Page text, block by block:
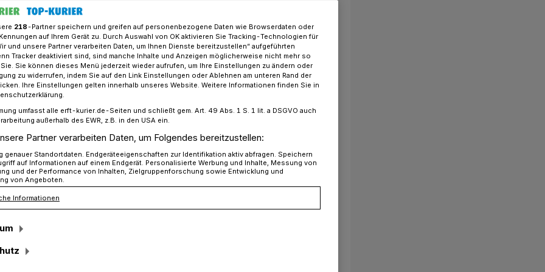
Rathaus? Was Klaus Krützen plant​
Rathaus?
Klaus Krützen zum Gespräch mit
konnte er von einem gelösten
machte Ärger, weil die oberen
der Jacke rutschten. Jetzt wurde
und nun passt das
zu den breiten Schultern des Rathaus-
218-Partner speichern und greifen auf personenbezogene Daten wie Browserdaten oder
auf Ihrem Gerät zu. Durch Auswahl von OK aktivieren Sie Tracking-Technologien für
und unsere Partner verarbeiten Daten, um Ihnen Dienste bereitzustellen“ aufgeführten
Tracker deaktiviert sind, sind manche Inhalte und Anzeigen möglicherweise nicht mehr so
Sie können dieses Menü jederzeit wieder aufrufen, um Ihre Einstellungen zu ändern oder
zu widerrufen, indem Sie auf den Link Einstellungen oder Ablehnen am unteren Rand der
Ihre Einstellungen gelten innerhalb unseres Website. Weitere Informationen finden Sie in
umfasst alle erft-kurier.de-Seiten und schließt gem. Art. 49 Abs. 1 S. 1 lit. a DSGVO auch
außerhalb des EWR, z.B. in den USA ein.
Partner verarbeiten Daten, um Folgendes bereitzustellen:
genauer Standortdaten. Endgeräteeigenschaften zur Identifikation aktiv abfragen. Speichern
auf Informationen auf einem Endgerät. Personalisierte Werbung und Inhalte, Messung von
und der Performance von Inhalten, Zielgruppenforschung sowie Entwicklung und
von Angeboten.
Informationen